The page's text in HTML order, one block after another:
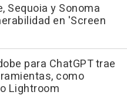
Sequoia y Sonoma
en 'Screen
para ChatGPT trae
como
Lightroom